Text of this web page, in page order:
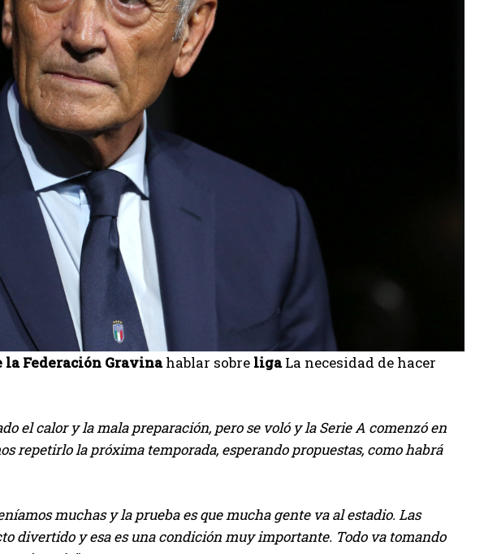
la Federación Gravinahablar sobre ligaLa necesidad de hacer
el calor y la mala preparación, pero se voló y la Serie A comenzó en
repetirlo la próxima temporada, esperando propuestas, como habrá
muchas y la prueba es que mucha gente va al estadio. Las
divertido y esa es una condición muy importante. Todo va tomando